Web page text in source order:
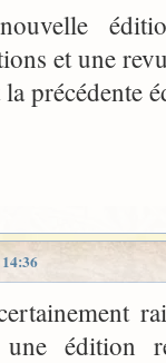
et une
précédente
une édition